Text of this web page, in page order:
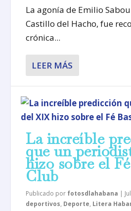
La agonía de Emilio
Castillo del Hacho, fue
crónica...
LEER MÁS
La increíble
que un
hizo sobre el
Club
Publicado por fotosdlahabana |
deportivos, Deporte, Litera